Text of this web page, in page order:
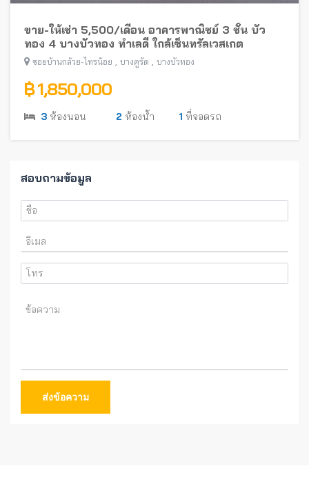
ขาย-ให้เช่า 5,500/เดือน อาคารพาณิชย์ 3 ชั้น บัว
ทอง 4 บางบัวทอง ทำเลดี ใกล้เซ็นทรัลเวสเกต
ซอยบ้านกล้วย-ไทรน้อย , บางคูรัด , บางบัวทอง
฿ 1,850,000
3 ห้องนอน 2 ห้องน้ำ 1 ที่จอดรถ
สอบถามข้อมูล
ส่งข้อความ